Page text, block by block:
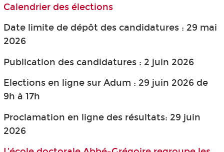
Calendrier des élections
Date limite de dépôt des candidatures : 29 mai
2026
Publication des candidatures : 2 juin 2026
Elections en ligne sur Adum : 29 juin 2026 de
9h à 17h
Proclamation en ligne des résultats: 29 juin
2026